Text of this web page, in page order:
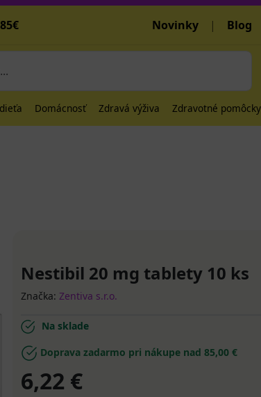
Novinky | Blog
Domácnosť Zdravá výživa Zdravotné pomôcky
Nestibil 20 mg tablety 10 ks
Značka: Zentiva s.r.o.
Na sklade
Doprava zadarmo pri nákupe nad 85,00 €
6,22 €